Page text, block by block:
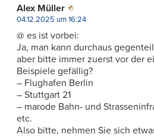
Alex Müller
04.12.2025 um 16:24
@ es ist vorbei:
Ja, man kann durchaus
aber bitte immer zuerst vor der
Beispiele gefällig?
– Flughafen Berlin
– Stuttgart 21
– marode Bahn- und
etc.
Also bitte, nehmen Sie sich